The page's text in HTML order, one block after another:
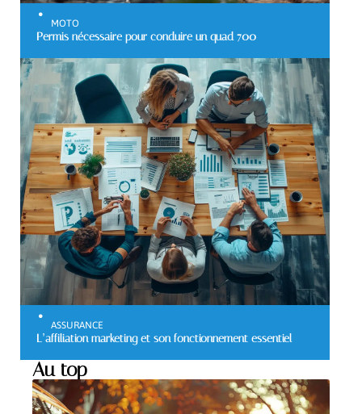
MOTO
Permis nécessaire pour conduire un quad 700
ASSURANCE
L’affiliation marketing et son fonctionnement essentiel
Au top